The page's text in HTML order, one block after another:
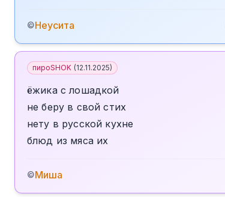
©Неусита
пироSHOK (12.11.2025)
ёжика с лошадкой
не беру в свой стих
нету в русской кухне
блюд из мяса их
©Миша